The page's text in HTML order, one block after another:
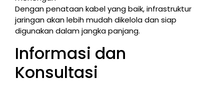
Dengan penataan kabel yang baik, infrastruktur
jaringan akan lebih mudah dikelola dan siap
digunakan dalam jangka panjang.
Informasi dan
Konsultasi